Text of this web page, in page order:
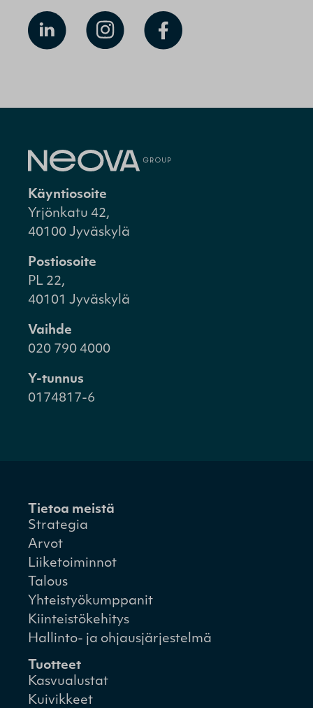
Käyntiosoite
Yrjönkatu 42,
40100 Jyväskylä
Postiosoite
PL 22,
40101 Jyväskylä
Vaihde
020 790 4000
Y-tunnus
0174817-6
Tietoa meistä
Strategia
Arvot
Liiketoiminnot
Talous
Yhteistyökumppanit
Kiinteistökehitys
Hallinto- ja ohjausjärjestelmä
Tuotteet
Kasvualustat
Kuivikkeet